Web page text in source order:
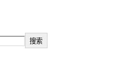
搜索